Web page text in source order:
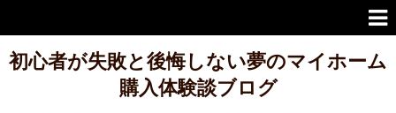
初心者が失敗と後悔しない夢のマイホーム
購入体験談ブログ